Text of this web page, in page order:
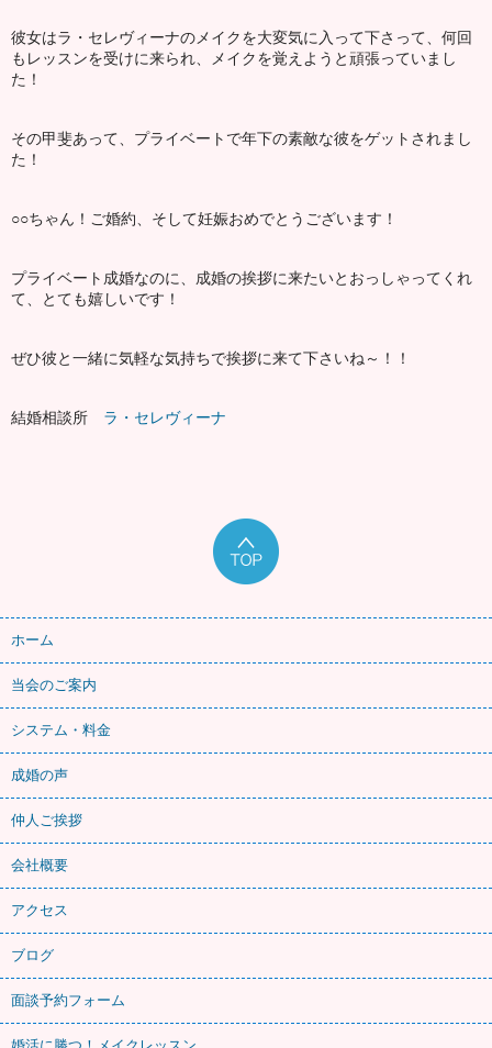
彼女はラ・セレヴィーナのメイクを大変気に入って下さって、何回
もレッスンを受けに来られ、メイクを覚えようと頑張っていまし
た！
その甲斐あって、プライベートで年下の素敵な彼をゲットされまし
た！
○○ちゃん！ご婚約、そして妊娠おめでとうございます！
プライベート成婚なのに、成婚の挨拶に来たいとおっしゃってくれ
て、とても嬉しいです！
ぜひ彼と一緒に気軽な気持ちで挨拶に来て下さいね～！！
結婚相談所 ラ・セレヴィーナ
ホーム
当会のご案内
システム・料金
成婚の声
仲人ご挨拶
会社概要
アクセス
ブログ
面談予約フォーム